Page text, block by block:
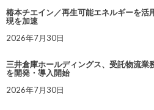
椿本チエイン／再生可能エネルギーを活
現を加速
2026年7月30日
三井倉庫ホールディングス、受託物流業
を開発・導入開始
2026年7月30日